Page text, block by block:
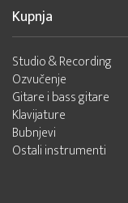
Kupnja
Studio & Recording
Ozvučenje
Gitare i bass gitare
Klavijature
Bubnjevi
Ostali instrumenti